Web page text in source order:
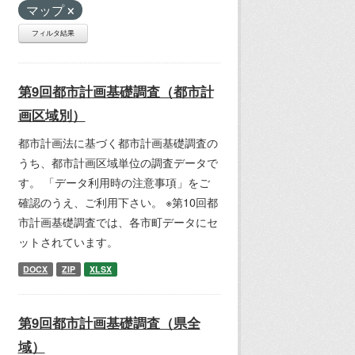
マップ
フィルタ結果
第9回都市計画基礎調査（都市計
画区域別）
都市計画法に基づく都市計画基礎調査の
うち、都市計画区域単位の調査データで
す。 「データ利用時の注意事項」をご
確認のうえ、ご利用下さい。 ※第10回都
市計画基礎調査では、各市町データにセ
ットされています。
DOCX ZIP XLSX
第9回都市計画基礎調査（県全
域）